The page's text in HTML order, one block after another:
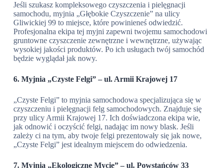
Jeśli szukasz kompleksowego czyszczenia i pielęgnacji
samochodu, myjnia „Głębokie Czyszczenie” na ulicy
Gliwickiej 99 to miejsce, które powinieneś odwiedzić.
Profesjonalna ekipa tej myjni zapewni twojemu samochodowi
gruntowne czyszczenie zewnętrzne i wewnętrzne, używając
wysokiej jakości produktów. Po ich usługach twój samochód
będzie wyglądał jak nowy.
6. Myjnia „Czyste Felgi” – ul. Armii Krajowej 17
„Czyste Felgi” to myjnia samochodowa specjalizująca się w
czyszczeniu i pielęgnacji felg samochodowych. Znajduje się
przy ulicy Armii Krajowej 17. Ich doświadczona ekipa wie,
jak odnowić i oczyścić felgi, nadając im nowy blask. Jeśli
zależy ci na tym, aby twoje felgi prezentowały się jak nowe,
„Czyste Felgi” jest idealnym miejscem do odwiedzenia.
7. Myjnia „Ekologiczne Mycie” – ul. Powstańców 33